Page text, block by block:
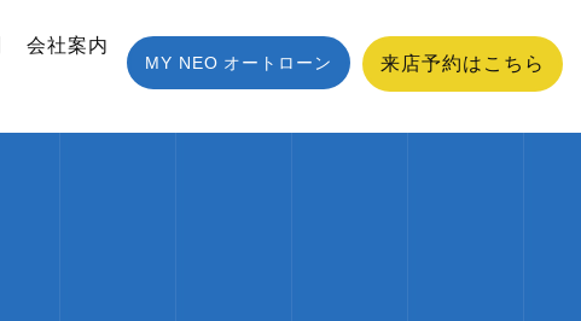
会社案内
MY NEO オートローン 来店予約はこちら